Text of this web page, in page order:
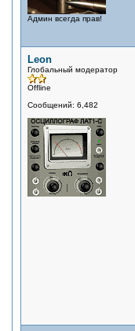
Админ всегда прав!
Leon
Глобальный модератор
Offline
Сообщений: 6,482